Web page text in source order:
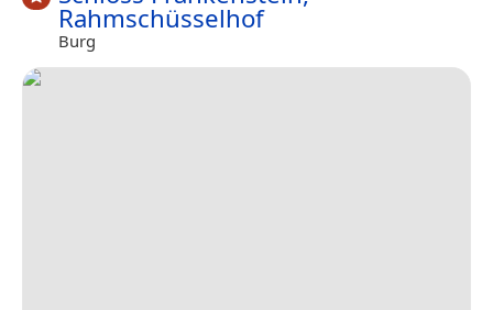
Rahmschüsselhof
Burg